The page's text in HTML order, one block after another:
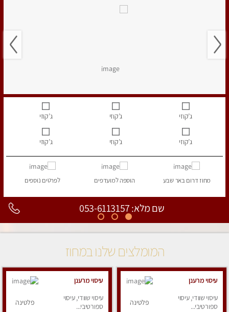
ג’קוזי ג’קוזי ג’קוזי
ג’קוזי ג’קוזי ג’קוזי
מחוז דרוםבאר שבע הוספהלמועדפים לפרטים נוספים
שם מלא: 053-6113157
המומלצים שלנו במחוז
עיסוי מרענן
עיסוי שוודי, עיסוי
ספורטיבי...
פלטינה
עיסוי מרענן
עיסוי שוודי, עיסוי
ספורטיבי...
פלטינה